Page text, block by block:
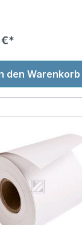
€*
den Warenkorb